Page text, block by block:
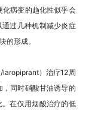
病变的趋化性似乎会
过几种机制减少炎症
的形成。
laropiprant）治疗12周
同时硝酸甘油诱导的
在仅用烟酸治疗的低